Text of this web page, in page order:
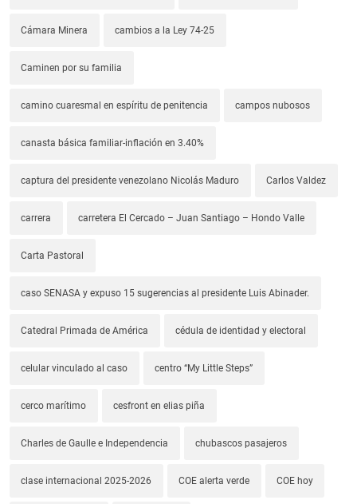
Cámara Minera cambios a la Ley 74-25
Caminen por su familia
camino cuaresmal en espíritu de penitencia campos nubosos
canasta básica familiar-inflación en 3.40%
captura del presidente venezolano Nicolás Maduro Carlos Valdez
carrera carretera El Cercado – Juan Santiago – Hondo Valle
Carta Pastoral
caso SENASA y expuso 15 sugerencias al presidente Luis Abinader.
Catedral Primada de América cédula de identidad y electoral
celular vinculado al caso centro “My Little Steps”
cerco marítimo cesfront en elias piña
Charles de Gaulle e Independencia chubascos pasajeros
clase internacional 2025-2026 COE alerta verde COE hoy